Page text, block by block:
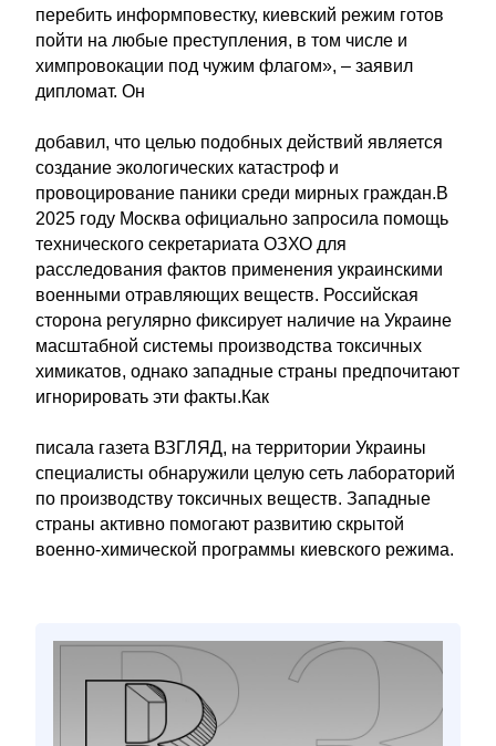
перебить информповестку, киевский режим готов
пойти на любые преступления, в том числе и
химпровокации под чужим флагом», – заявил
дипломат. Он
добавил, что целью подобных действий является
создание экологических катастроф и
провоцирование паники среди мирных граждан.В
2025 году Москва официально запросила помощь
технического секретариата ОЗХО для
расследования фактов применения украинскими
военными отравляющих веществ. Российская
сторона регулярно фиксирует наличие на Украине
масштабной системы производства токсичных
химикатов, однако западные страны предпочитают
игнорировать эти факты.Как
писала газета ВЗГЛЯД, на территории Украины
специалисты обнаружили целую сеть лабораторий
по производству токсичных веществ. Западные
страны активно помогают развитию скрытой
военно-химической программы киевского режима.